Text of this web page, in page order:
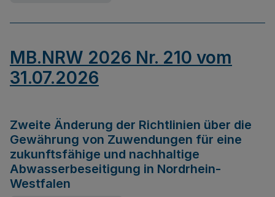
MB.NRW 2026 Nr. 210 vom
31.07.2026
Zweite Änderung der Richtlinien über die
Gewährung von Zuwendungen für eine
zukunftsfähige und nachhaltige
Abwasserbeseitigung in Nordrhein-
Westfalen